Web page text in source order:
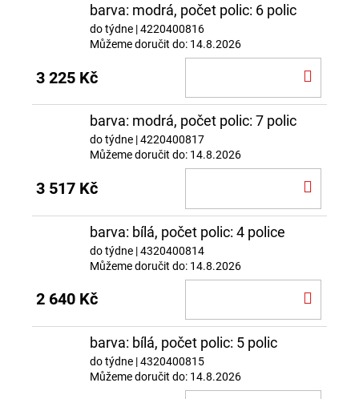
barva: modrá, počet polic: 6 polic
do týdne | 4220400816
Můžeme doručit do: 14.8.2026
3 225 Kč
barva: modrá, počet polic: 7 polic
do týdne | 4220400817
Můžeme doručit do: 14.8.2026
3 517 Kč
barva: bílá, počet polic: 4 police
do týdne | 4320400814
Můžeme doručit do: 14.8.2026
2 640 Kč
barva: bílá, počet polic: 5 polic
do týdne | 4320400815
Můžeme doručit do: 14.8.2026